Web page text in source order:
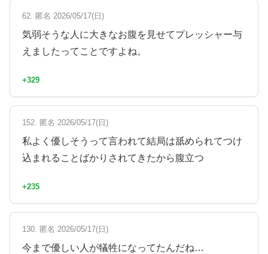
62. 匿名 2026/05/17(日)
気弱そうな人に大きなお腹を見せてプレッシャー与
えましたってことですよね。
+329
152. 匿名 2026/05/17(日)
私よく優しそうって言われて結局は舐められてつけ
込まれることばかりされてきたから腹立つ
+235
130. 匿名 2026/05/17(日)
今まで優しい人が犠牲になってたんだね…